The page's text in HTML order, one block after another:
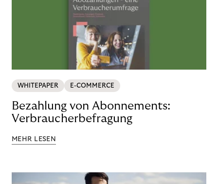
WHITEPAPER E-COMMERCE
Bezahlung von Abonnements:
Verbraucherbefragung
MEHR LESEN